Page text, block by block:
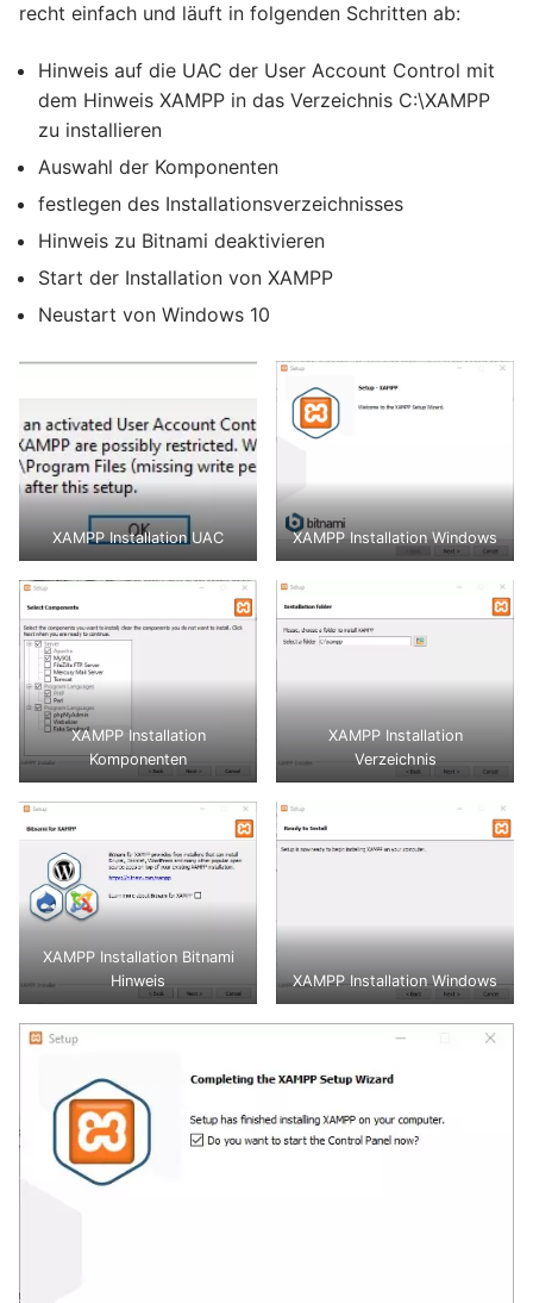
recht einfach und läuft in folgenden Schritten ab:
Hinweis auf die UAC der User Account Control mit
dem Hinweis XAMPP in das Verzeichnis C:\XAMPP
zu installieren
Auswahl der Komponenten
festlegen des Installationsverzeichnisses
Hinweis zu Bitnami deaktivieren
Start der Installation von XAMPP
Neustart von Windows 10
XAMPP Installation UAC XAMPP Installation Windows
XAMPP Installation
Komponenten
XAMPP Installation
Verzeichnis
XAMPP Installation Bitnami
Hinweis
XAMPP Installation Windows